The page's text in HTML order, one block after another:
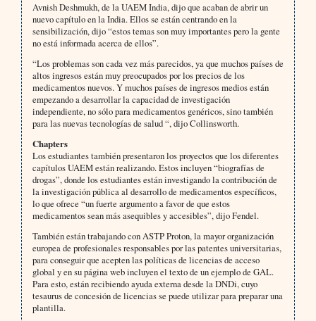
Avnish Deshmukh, de la UAEM India, dijo que acaban de abrir un
nuevo capítulo en la India. Ellos se están centrando en la
sensibilización, dijo “estos temas son muy importantes pero la gente
no está informada acerca de ellos”.
“Los problemas son cada vez más parecidos, ya que muchos países de
altos ingresos están muy preocupados por los precios de los
medicamentos nuevos. Y muchos países de ingresos medios están
empezando a desarrollar la capacidad de investigación
independiente, no sólo para medicamentos genéricos, sino también
para las nuevas tecnologías de salud “, dijo Collinsworth.
Chapters
Los estudiantes también presentaron los proyectos que los diferentes
capítulos UAEM están realizando. Estos incluyen “biografías de
drogas”, donde los estudiantes están investigando la contribución de
la investigación pública al desarrollo de medicamentos específicos,
lo que ofrece “un fuerte argumento a favor de que estos
medicamentos sean más asequibles y accesibles”, dijo Fendel.
También están trabajando con ASTP Proton, la mayor organización
europea de profesionales responsables por las patentes universitarias,
para conseguir que acepten las políticas de licencias de acceso
global y en su página web incluyen el texto de un ejemplo de GAL.
Para esto, están recibiendo ayuda externa desde la DNDi, cuyo
tesaurus de concesión de licencias se puede utilizar para preparar una
plantilla.